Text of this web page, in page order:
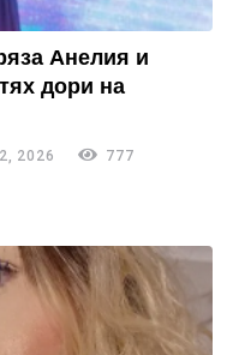
Анелия и
дори на
2026
777